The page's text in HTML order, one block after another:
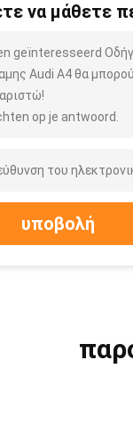
να μάθετε
geïnteresseerd
Audi A4 θα
op je antwoord.
υποβολή